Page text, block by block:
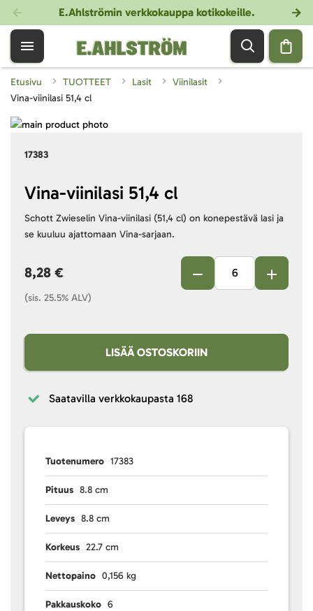
E.Ahlströmin verkkokauppa kotikokeille.
Etusivu TUOTTEET Lasit
Viinilasit
Vina-viinilasi 51,4 cl
17383
Vina-viinilasi 51,4 cl
Schott Zwieselin Vina-viinilasi (51,4 cl) on konepestävä lasi ja
se kuuluu ajattomaan Vina-sarjaan.
8,28 €
(sis. 25.5% ALV)
LISÄÄ OSTOSKORIIN
Saatavilla verkkokaupasta 168
Tuotenumero 17383
Pituus 8.8 cm
Leveys 8.8 cm
Korkeus 22.7 cm
Nettopaino 0,156 kg
Pakkauskoko 6
Skip
images
gallery
beginning
images